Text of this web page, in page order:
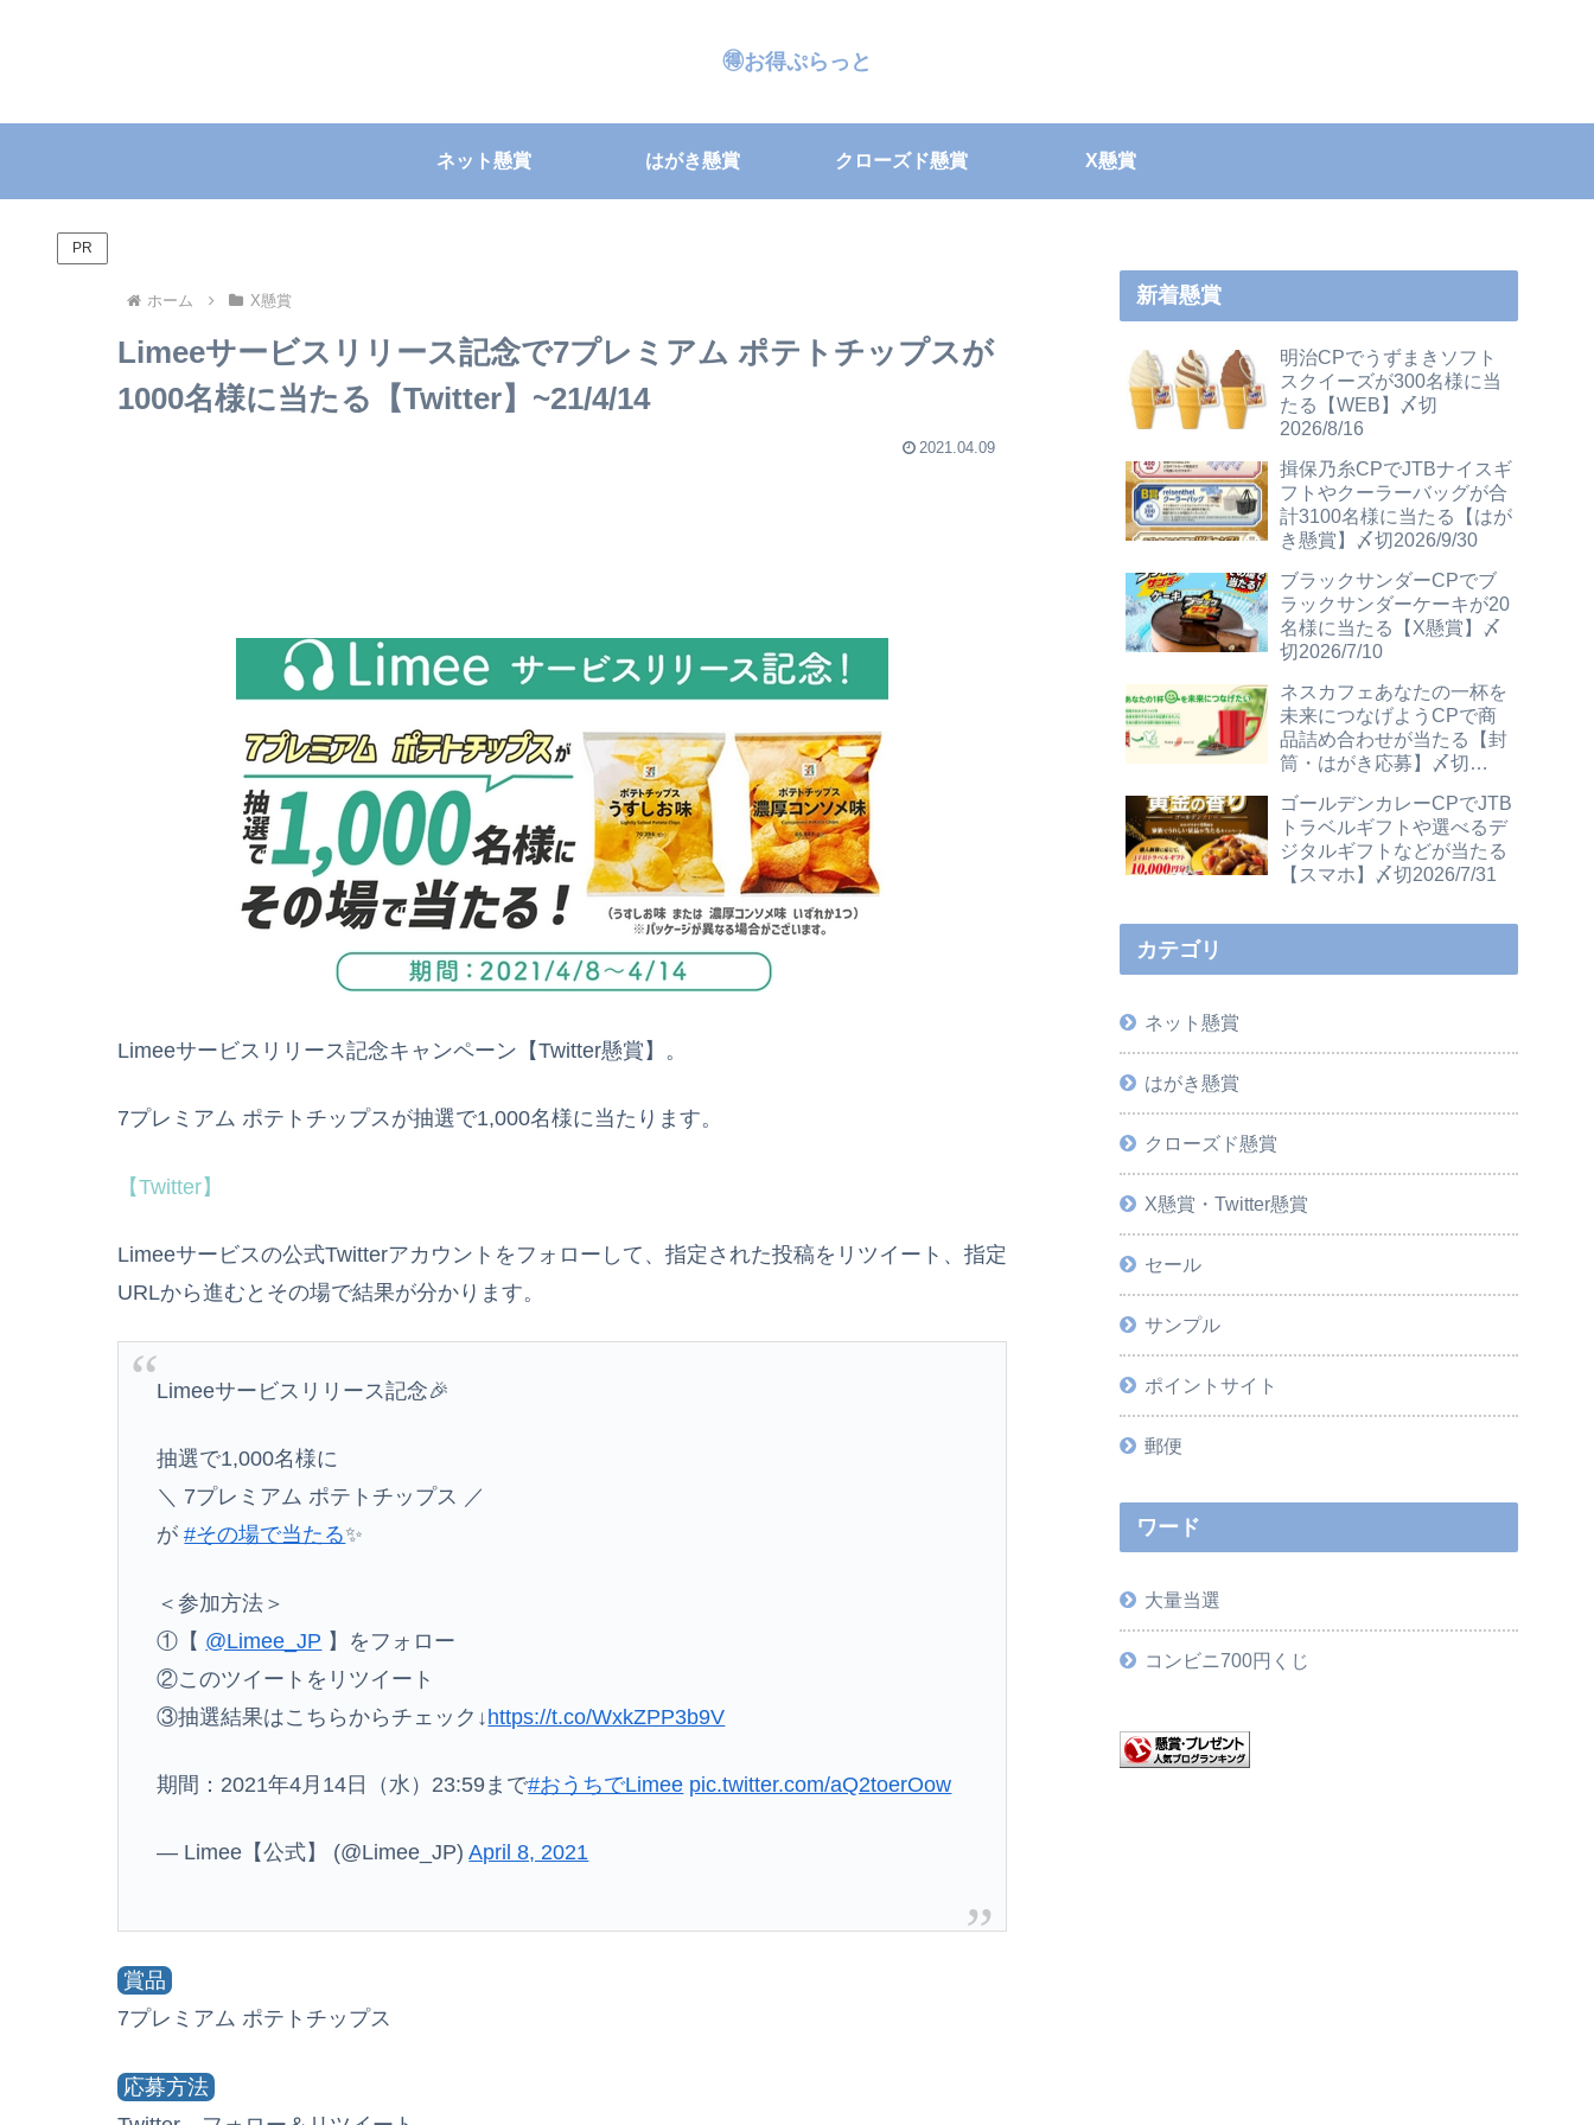
🉐お得ぷらっと
ネット懸賞 はがき懸賞 クローズド懸賞 X懸賞
PR
ホーム X懸賞
Limeeサービスリリース記念で7プレミアム ポテトチップスが
1000名様に当たる【Twitter】~21/4/14
2021.04.09
Limeeサービスリリース記念キャンペーン【Twitter懸賞】。
7プレミアム ポテトチップスが抽選で1,000名様に当たります。
【Twitter】
Limeeサービスの公式Twitterアカウントをフォローして、指定された投稿をリツイート、指定
URLから進むとその場で結果が分かります。
Limeeサービスリリース記念🎉
抽選で1,000名様に
＼ 7プレミアム ポテトチップス ／
が#その場で当たる✨
＜参加方法＞
①【 @Limee_JP 】をフォロー
②このツイートをリツイート
③抽選結果はこちらからチェック↓https://t.co/WxkZPP3b9V
期間：2021年4月14日（水）23:59まで#おうちでLimee pic.twitter.com/aQ2toerOow
— Limee【公式】 (@Limee_JP)April 8, 2021
賞品
7プレミアム ポテトチップス
応募方法
新着懸賞
明治CPでうずまきソフト
スクイーズが300名様に当
たる【WEB】〆切
2026/8/16
揖保乃糸CPでJTBナイスギ
フトやクーラーバッグが合
計3100名様に当たる【はが
き懸賞】〆切2026/9/30
ブラックサンダーCPでブ
ラックサンダーケーキが20
名様に当たる【X懸賞】〆
切2026/7/10
ネスカフェあなたの一杯を
未来につなげようCPで商
品詰め合わせが当たる【封
筒・はがき応募】〆切
ゴールデンカレーCPでJTB
トラベルギフトや選べるデ
ジタルギフトなどが当たる
【スマホ】〆切2026/7/31
カテゴリ
ネット懸賞
はがき懸賞
クローズド懸賞
X懸賞・Twitter懸賞
セール
サンプル
ポイントサイト
郵便
ワード
大量当選
コンビニ700円くじ